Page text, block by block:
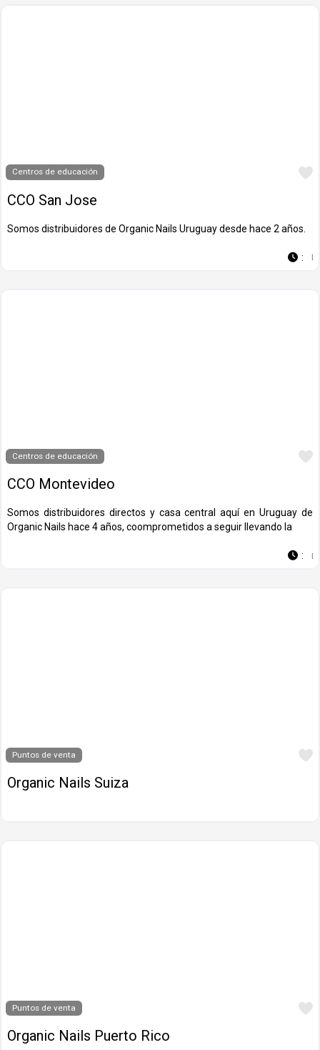
Centros de educación
CCO San Jose
Somos distribuidores de Organic Nails Uruguay desde hace 2 años.
:
Centros de educación
CCO Montevideo
Somos distribuidores directos y casa central aquí en Uruguay de
Organic Nails hace 4 años, coomprometidos a seguir llevando la
:
Puntos de venta
Organic Nails Suiza
Puntos de venta
Organic Nails Puerto Rico